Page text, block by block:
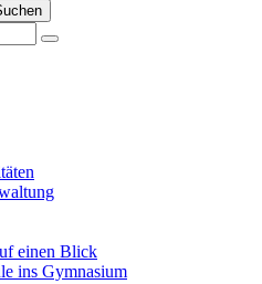
einen Blick
ins Gymnasium